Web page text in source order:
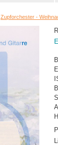
Zupforchester -